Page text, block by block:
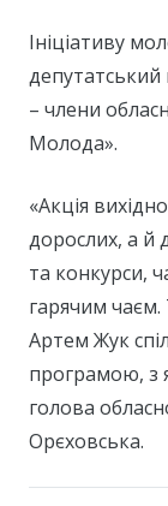
Ініціативу
– члени
Молода».
«Акція
дорослих, а й
та конкурси,
гарячим
Артем Жук
програмою, з
голова
Орєховська.